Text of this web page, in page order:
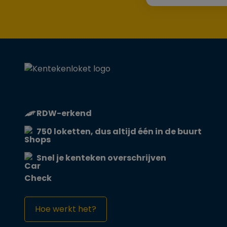
RDW-erkend
750 loketten, dus altijd één in de buurt
Snel je kenteken overschrijven
Hoe werkt het?